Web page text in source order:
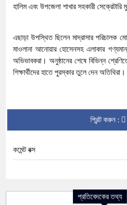
হালিম এবং উপজেলা শাখার সহকারী সেক্রেটারি
এছাড়া উপস্থিত ছিলেন মাদ্রাসার পরিচালক
মাওলানা আনোয়ার হোসেনসহ এলাকার
অভিভাবকরা। অনুষ্ঠানের শেষে বিভিন্ন
শিক্ষার্থীদের হাতে পুরস্কার তুলে দেন অতিথিরা।
প্রিন্ট করুন :
কমেন্ট বক্স
প্রতিবেদকের তথ্য